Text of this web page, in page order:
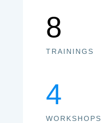
8
TRAININGS
4
WORKSHOPS